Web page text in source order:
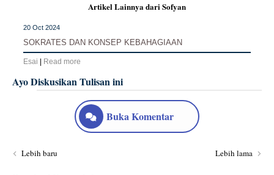
Artikel Lainnya dari Sofyan
20 Oct 2024
SOKRATES DAN KONSEP KEBAHAGIAAN
Esai Read more
Ayo Diskusikan Tulisan ini
Buka Komentar
Lebih baru Lebih lama